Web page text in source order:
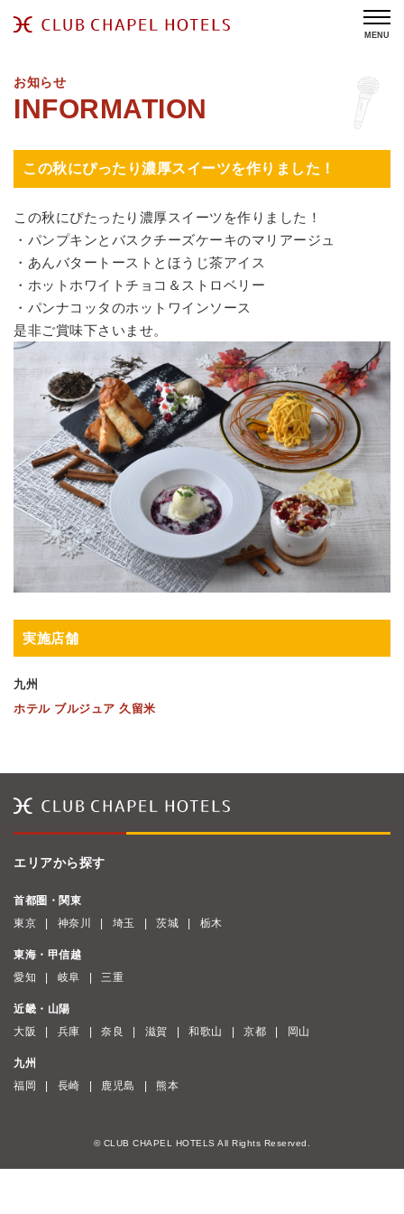
MENU
お知らせ
この秋にぴったり濃厚スイーツを作りました！
この秋にぴたったり濃厚スイーツを作りました！
・パンプキンとバスクチーズケーキのマリアージュ
・あんバタートーストとほうじ茶アイス
・ホットホワイトチョコ＆ストロベリー
・パンナコッタのホットワインソース
是非ご賞味下さいませ。
実施店舗
九州
ホテル ブルジュア 久留米
エリアから探す
首都圏・関東
東京
神奈川 埼玉 茨城 栃木
東海・甲信越
愛知
岐阜 三重
近畿・山陽
大阪
兵庫 奈良 滋賀 和歌山 京都 岡山
九州
福岡
長崎 鹿児島 熊本
© CLUB CHAPEL HOTELS All Rights Reserved.